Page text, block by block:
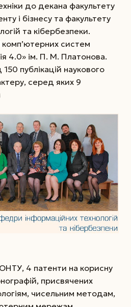
до декана факультету
і бізнесу та факультету
та кібербезпеки.
комп’ютерних систем
4.0» ім. П. М. Платонова.
публікацій наукового
серед яких 9
4 патенти на корисну
присвячених
чисельним методам,